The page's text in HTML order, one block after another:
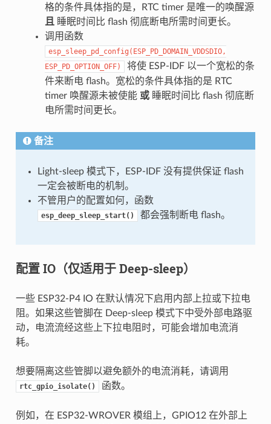
格的条件具体指的是，RTC timer 是唯一的唤醒源
且
睡眠时间比 flash 彻底断电所需时间更长。
调用函数
esp_sleep_pd_config(ESP_PD_DOMAIN_VDDSDIO,
ESP_PD_OPTION_OFF)
将使 ESP-IDF 以一个宽松的条
件来断电 flash。宽松的条件具体指的是 RTC
timer 唤醒源未被使能 或睡眠时间比 flash 彻底断
电所需时间更长。
备注
Light-sleep 模式下，ESP-IDF 没有提供保证 flash
一定会被断电的机制。
不管用户的配置如何，函数
esp_deep_sleep_start() 都会强制断电 flash。
配置 IO（仅适用于 Deep-sleep）
一些 ESP32-P4 IO 在默认情况下启用内部上拉或下拉电
阻。如果这些管脚在 Deep-sleep 模式下中受外部电路驱
动，电流流经这些上下拉电阻时，可能会增加电流消
耗。
想要隔离这些管脚以避免额外的电流消耗，请调用
rtc_gpio_isolate() 函数。
例如，在 ESP32-WROVER 模组上，GPIO12 在外部上